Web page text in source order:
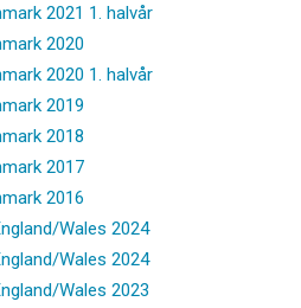
2021 1. halvår
2020
2020 1. halvår
2019
2018
2017
2016
Wales 2024
Wales 2024
Wales 2023